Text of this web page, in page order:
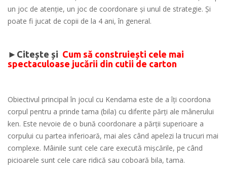
un joc de atenție, un joc de coordonare și unul de strategie. Și
poate fi jucat de copii de la 4 ani, în general.
►Citește și Cum să construiești cele mai
spectaculoase jucării din cutii de carton
Obiectivul principal în jocul cu Kendama este de a îţi coordona
corpul pentru a prinde tama (bila) cu diferite părţi ale mânerului
ken. Este nevoie de o bună coordonare a părţii superioare a
corpului cu partea inferioară, mai ales când apelezi la trucuri mai
complexe. Mâinile sunt cele care execută mişcările, pe când
picioarele sunt cele care ridică sau coboară bila, tama.